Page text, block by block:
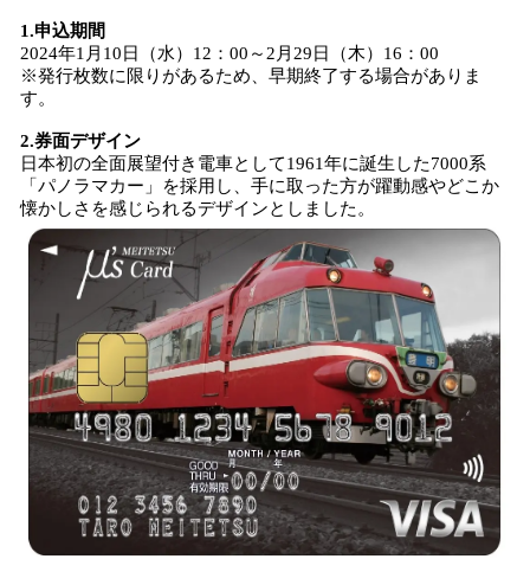
1.申込期間
2024年1月10日（水）12：00～2月29日（木）16：00
※発行枚数に限りがあるため、早期終了する場合がありま
す。
2.券面デザイン
日本初の全面展望付き電車として1961年に誕生した7000系
「パノラマカー」を採用し、手に取った方が躍動感やどこか
懐かしさを感じられるデザインとしました。